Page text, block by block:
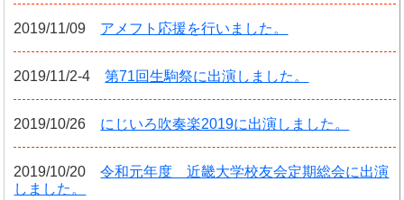
2019/11/09 アメフト応援を行いました。
2019/11/2-4第71回生駒祭に出演しました。
2019/10/26 にじいろ吹奏楽2019に出演しました。
2019/10/20令和元年度 近畿大学校友会定期総会に出演
しました。